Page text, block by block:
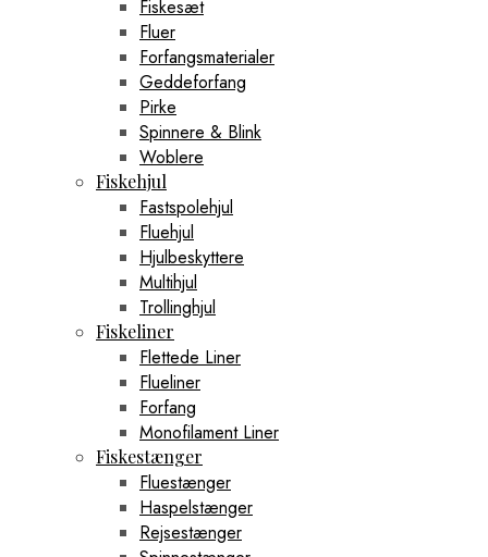
Fiskesæt
Fluer
Forfangsmaterialer
Geddeforfang
Pirke
Spinnere & Blink
Woblere
Fiskehjul
Fastspolehjul
Fluehjul
Hjulbeskyttere
Multihjul
Trollinghjul
Fiskeliner
Flettede Liner
Flueliner
Forfang
Monofilament Liner
Fiskestænger
Fluestænger
Haspelstænger
Rejsestænger